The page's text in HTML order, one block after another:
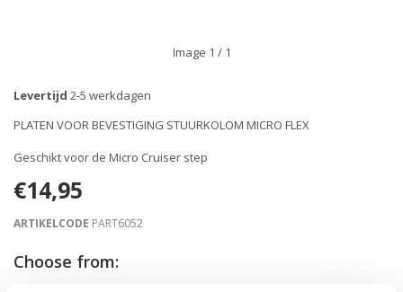
Image 1 / 1
Levertijd 2-5 werkdagen
PLATEN VOOR BEVESTIGING STUURKOLOM MICRO FLEX
Geschikt voor de Micro Cruiser step
€14,95
ARTIKELCODE PART6052
Choose from: